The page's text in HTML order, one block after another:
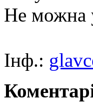
Не можна
Інф.: